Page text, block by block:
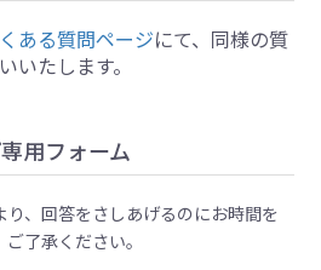
ある質問ページにて、同様の質
いたします。
用フォーム
り、回答をさしあげるのにお時間を
了承ください。